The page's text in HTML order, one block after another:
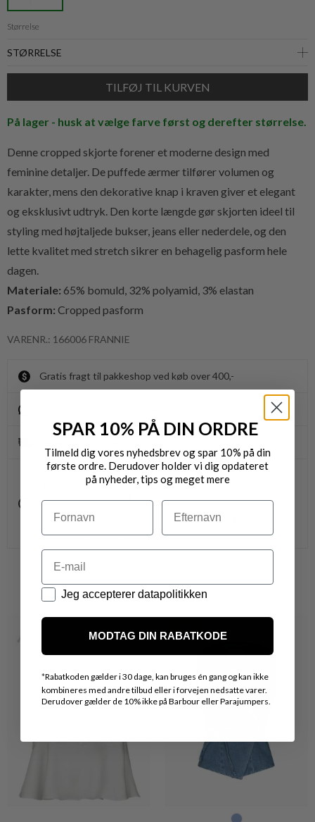
Størrelse
På lager - husk at vælge farve først og derefter størrelse.
Denne cropped skjorte forener et moderne design med
feminine detaljer. De puffede ærmer tilfører volumen og
karakter, mens den dekorative knap i kraven giver et elegant
og eksklusivt udtryk. Den korte længde gør skjorten ideel til
styling med højtaljede bukser, jeans eller nederdele, og den
lette kvalitet med stretch sikrer en behagelig pasform hele
dagen.
Materiale: 65% bomuld, 32% polyamid, 3% elastan
Pasform: Cropped pasform
VARENR.: 166006 FRANNIE
Gratis fragt til pakkeshop ved køb over 400,-
Ikke alle vores varer på webshoppen, befinder sig i
vores fysiske butikker.
Kontakt din nærmeste forretning for ydeligere info.
vedr. den ønskede vare.
VARER FRA SAMME MÆRKE
SPAR 10% PÅ DIN ORDRE
Tilmeld dig vores nyhedsbrev og spar 10% på din
første ordre. Derudover holder vi dig opdateret
på nyheder, tips og meget mere
Navn Efternavn
Email
Datapolitik
Jeg accepterer datapolitikken
MODTAG DIN RABATKODE
*Rabatkoden gælder i 30 dage, kan bruges én gang og kan ikke
kombineres med andre tilbud eller i forvejen nedsatte varer.
Derudover gælder de 10% ikke på Barbour eller Parajumpers.